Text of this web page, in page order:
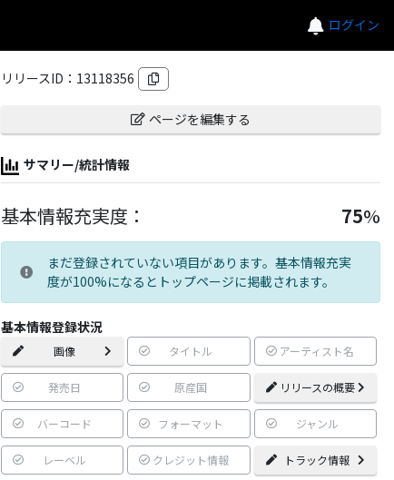
ログイン
リリースID： 13118356
ページを編集する
サマリー/統計情報
基本情報充実度： 75%
まだ登録されていない項目があります。基本情報充実
度が100%になるとトップページに掲載されます。
基本情報登録状況
画像 タイトル アーティスト名
発売日 原産国 リリースの概要
バーコード フォーマット ジャンル
レーベル クレジット情報 トラック情報